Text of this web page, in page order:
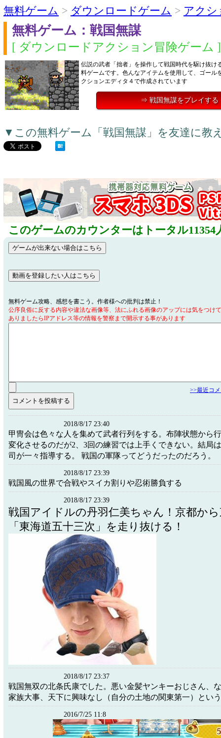
無料ゲーム > ダウンロードゲーム > アクシ
無料ゲーム：戦国無謀
[ ダウンロードアクション冒険ゲーム ]
伝説の武者「拙者」を操作して戦国時代を駆け抜け
料ゲームです。色んなアイテムを使用して、ゴール
クションエディタ４で作成されています
⇒ 戦国無謀をプレイする
▼この無料ゲーム「戦国無謀」を友達に教
このゲームのカウンターはトータル11354
無料ゲーム攻略、感想を書こう。作者様への批判は禁止！
公序良俗に反する内容や違法な画像等、法にふれる画像のアップには気をつけ
ありましたらIPアドレス等の情報を警察まで開示する事があります
>>最近コ
2018/8/17 23:40
甲冑会は色々な人を集めて武者行列をする。布陣状態から
変化させるのだが2、3回の練習では上手くできない。結局
司が一々指導する。 戦国の軍隊ってどうだったのだろう。
2018/8/17 23:39
戦国風の世界で合戦やスイカ割りや忍術勝負する
2018/8/17 23:39
戦国アイドルの丹羽仁美ちゃん！京都か
「東海道五十三次」を走り抜ける！
2018/8/17 23:37
戦国無双の北条氏康でした。悪い金髪ヤンキーおじさん、
家族大事、天下に興味なし（自分の土地の関東第一）とい
2016/7/25 11:8